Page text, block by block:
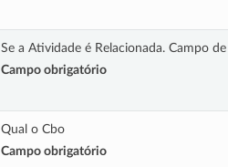
Se a Atividade é Relacionada. Campo
Campo obrigatório
Qual o Cbo
Campo obrigatório